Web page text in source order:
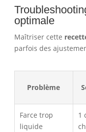
optimale
Maîtriser cette
parfois des
Problème
Farce trop
liquide
1